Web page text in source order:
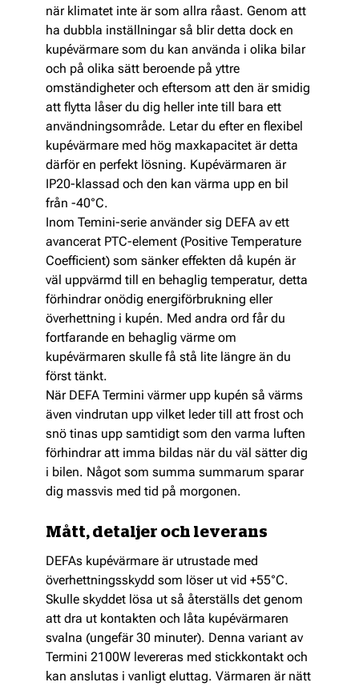
när klimatet inte är som allra råast. Genom att
ha dubbla inställningar så blir detta dock en
kupévärmare som du kan använda i olika bilar
och på olika sätt beroende på yttre
omständigheter och eftersom att den är smidig
att flytta låser du dig heller inte till bara ett
användningsområde. Letar du efter en flexibel
kupévärmare med hög maxkapacitet är detta
därför en perfekt lösning. Kupévärmaren är
IP20-klassad och den kan värma upp en bil
från -40°C.
Inom Temini-serie använder sig DEFA av ett
avancerat PTC-element (Positive Temperature
Coefficient) som sänker effekten då kupén är
väl uppvärmd till en behaglig temperatur, detta
förhindrar onödig energiförbrukning eller
överhettning i kupén. Med andra ord får du
fortfarande en behaglig värme om
kupévärmaren skulle få stå lite längre än du
först tänkt.
När DEFA Termini värmer upp kupén så värms
även vindrutan upp vilket leder till att frost och
snö tinas upp samtidigt som den varma luften
förhindrar att imma bildas när du väl sätter dig
i bilen. Något som summa summarum sparar
dig massvis med tid på morgonen.
Mått, detaljer och leverans
DEFAs kupévärmare är utrustade med
överhettningsskydd som löser ut vid +55°C.
Skulle skyddet lösa ut så återställs det genom
att dra ut kontakten och låta kupévärmaren
svalna (ungefär 30 minuter). Denna variant av
Termini 2100W levereras med stickkontakt och
kan anslutas i vanligt eluttag. Värmaren är nätt